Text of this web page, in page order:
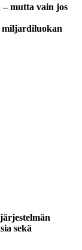
mutta vain jos
miljardiluokan
sekä